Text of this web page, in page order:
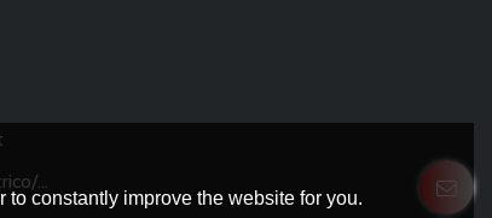
Polvo
constantly improve the website for you.